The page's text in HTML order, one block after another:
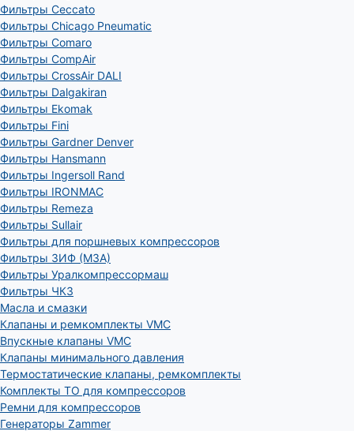
Фильтры Ceccato
Фильтры Chicago Pneumatic
Фильтры Comaro
Фильтры CompAir
Фильтры CrossAir DALI
Фильтры Dalgakiran
Фильтры Ekomak
Фильтры Fini
Фильтры Gardner Denver
Фильтры Hansmann
Фильтры Ingersoll Rand
Фильтры IRONMAC
Фильтры Remeza
Фильтры Sullair
Фильтры для поршневых компрессоров
Фильтры ЗИФ (МЗА)
Фильтры Уралкомпрессормаш
Фильтры ЧКЗ
Масла и смазки
Клапаны и ремкомплекты VMC
Впускные клапаны VMC
Клапаны минимального давления
Термостатические клапаны, ремкомплекты
Комплекты ТО для компрессоров
Ремни для компрессоров
Генераторы Zammer